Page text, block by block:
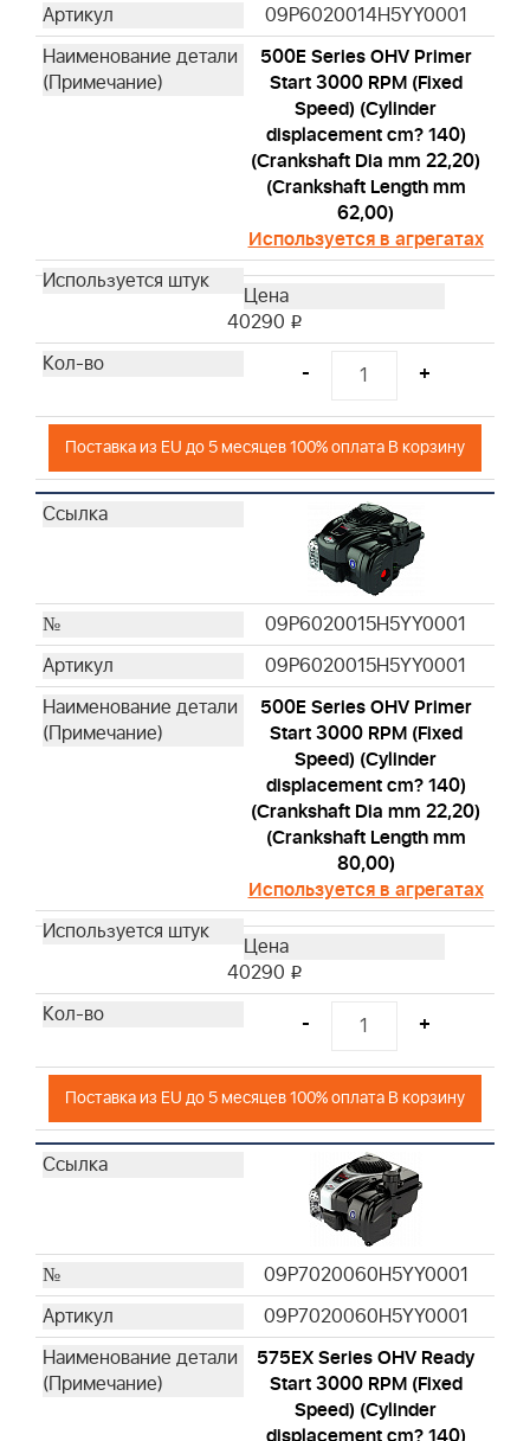
09P6020014H5YY0001
500E Series OHV Primer
Start 3000 RPM (Fixed
Speed) (Cylinder
displacement cm? 140)
(Crankshaft Dia mm 22,20)
(Crankshaft Length mm
62,00)
Используется в агрегатах
40290 i
- +
Поставка из EU до 5 месяцев 100% оплата В корзину
09P6020015H5YY0001
09P6020015H5YY0001
500E Series OHV Primer
Start 3000 RPM (Fixed
Speed) (Cylinder
displacement cm? 140)
(Crankshaft Dia mm 22,20)
(Crankshaft Length mm
80,00)
Используется в агрегатах
40290 i
- +
Поставка из EU до 5 месяцев 100% оплата В корзину
09P7020060H5YY0001
09P7020060H5YY0001
575EX Series OHV Ready
Start 3000 RPM (Fixed
Speed) (Cylinder